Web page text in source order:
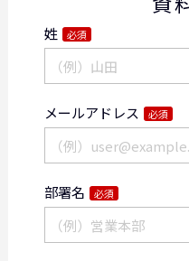
姓 必須
メールアドレス 必須
部署名 必須